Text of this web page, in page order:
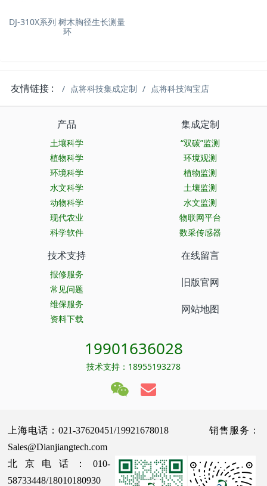
DJ-310X系列 树木胸径生长测量
环
友情链接 : 点将科技集成定制 点将科技淘宝店
产品
土壤科学
植物科学
环境科学
水文科学
动物科学
现代农业
科学软件
集成定制
“双碳”监测
环境观测
植物监测
土壤监测
水文监测
物联网平台
数采传感器
技术支持
报修服务
常见问题
维保服务
资料下载
在线留言
旧版官网
网站地图
19901636028
技术支持：18955193278
上海电话：021-37620451/19921678018 销售服务：
Sales@Dianjiangtech.com
北京电话：010-
58733448/18010180930